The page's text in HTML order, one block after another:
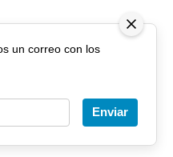
un correo con los
Enviar